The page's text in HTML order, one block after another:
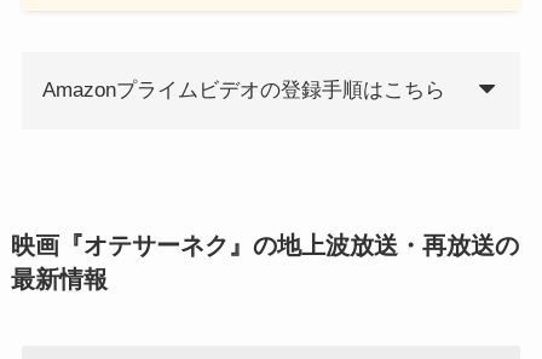
Amazonプライムビデオの登録手順はこちら
映画『オテサーネク』の地上波放送・再放送の
最新情報